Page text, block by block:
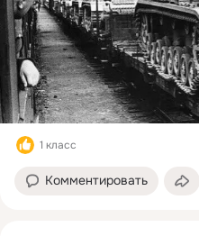
1 класс
Комментировать